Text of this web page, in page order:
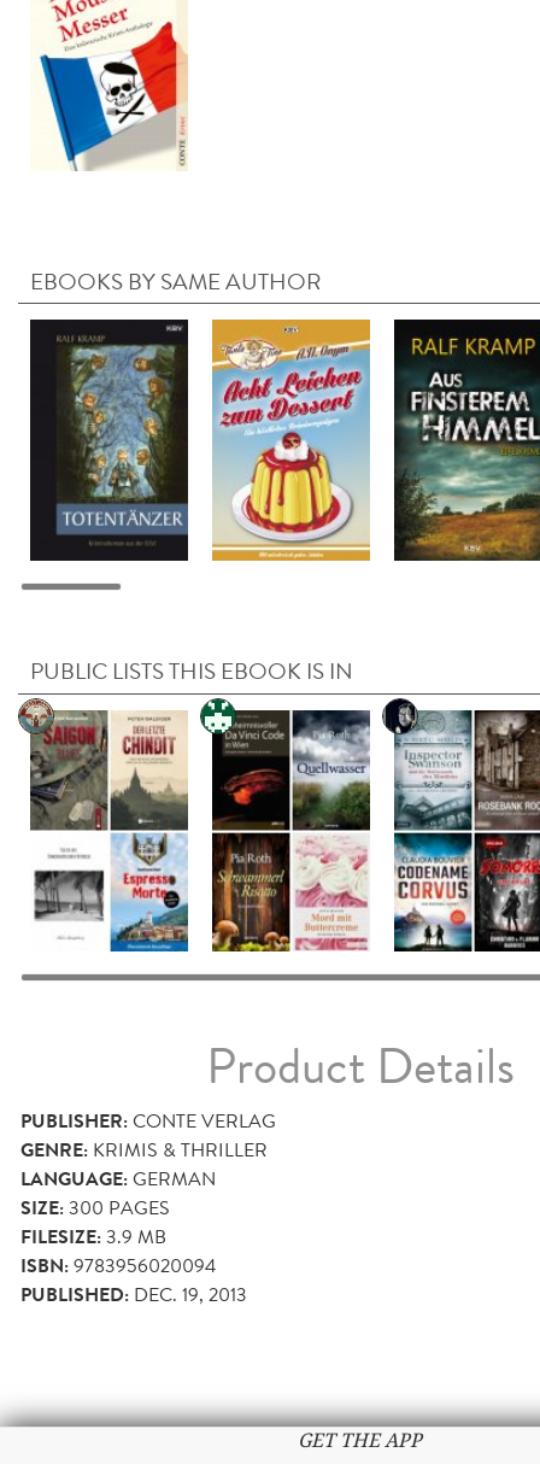
EBOOKS BY SAME AUTHOR
PUBLIC LISTS THIS EBOOK IS IN
Product Details
PUBLISHER:CONTE VERLAG
GENRE: KRIMIS & THRILLER
LANGUAGE:GERMAN
SIZE:300 PAGES
FILESIZE:3.9 MB
ISBN:9783956020094
PUBLISHED: DEC. 19, 2013
GET THE APP